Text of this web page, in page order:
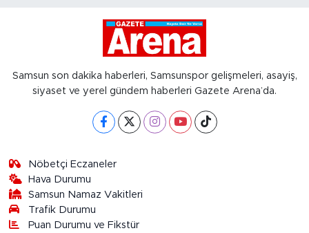
Samsun son dakika haberleri, Samsunspor gelişmeleri, asayiş,
siyaset ve yerel gündem haberleri Gazete Arena’da.
Nöbetçi Eczaneler
Hava Durumu
Samsun Namaz Vakitleri
Trafik Durumu
Puan Durumu ve Fikstür